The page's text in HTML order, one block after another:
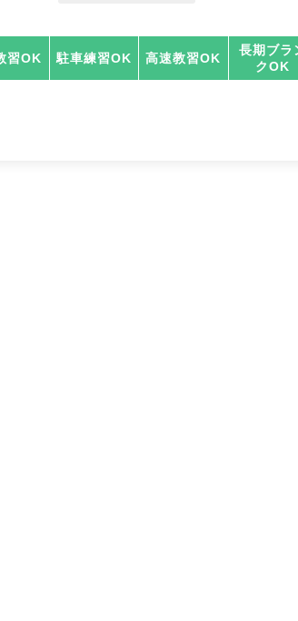
習OK 駐車練習OK 高速教習OK
長期ブラ
クOK